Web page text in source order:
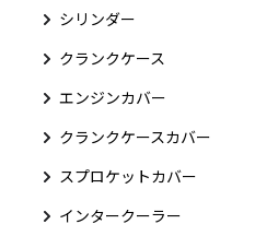
シリンダー
クランクケース
エンジンカバー
クランクケースカバー
スプロケットカバー
インタークーラー